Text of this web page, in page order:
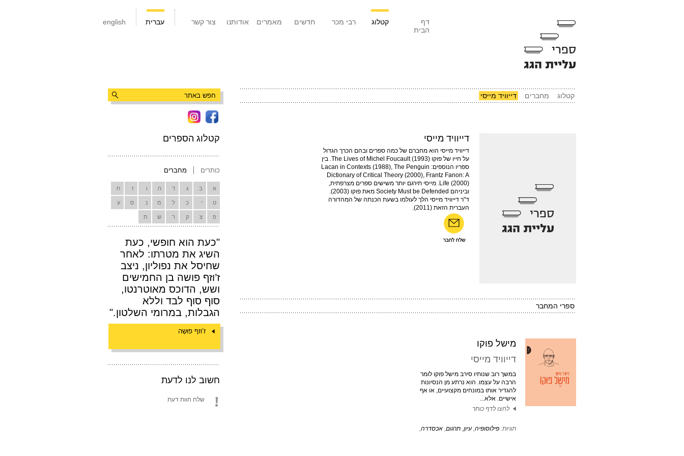
english עברית צור קשר אודותנו מאמרים חדשים רבי מכר קטלוג
דף
הבית
קטלוג הספרים
כותרים מחברים
א ב ג ד ה ו ז ח
ט י כ ל מ נ ס ע
פ צ ק ר ש ת
"כעת הוא חופשי, כעת
השיג את מטרתו: לאחר
שחיסל את נפוליון, ניצב
ז’וזף פושה בן החמישים
ושש, הדוכס מאוטרנטו,
סוף סוף לבד וללא
הגבלות, במרומי השלטון."
ז’וזף פוּשֶה
חשוב לנו לדעת
שלח חוות דעת
קטלוג מחברים דייוויד מייסי
דייוויד מייסי
דייוויד מייסי הוא מחברם של כמה ספרים ובהם הכרך הגדול
על חייו של פוקו The Lives of Michel Foucault (1993). בין
ספריו הנוספים: Lacan in Contexts (1988), The Penguin
Dictionary of Critical Theory (2000), Frantz Fanon: A
Life (2000). מייסי תירגם יותר משישים ספרים מצרפתית,
וביניהם Society Must be Defended מאת פוקו (2003).
ד"ר דייוויד מייסי הלך לעולמו בשעת הכנתה של המהדורה
העברית הזאת (2011).
ספרי המחבר
מישל פוקו
דייוויד מייסי
במשך רוב שנותיו סירב מישל פוקו לומר
הרבה על עצמו. הוא נרתע מן הנסיונות
להגדיר אותו במונחים מקצועיים, או אף
אישיים. אלא...
לחצו לדף כותר
תגיות: פילוסופיה, עיון, תרגום, אכסדרה,